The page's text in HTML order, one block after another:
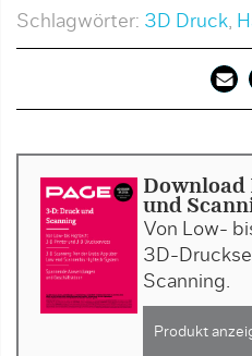
Schlagwörter: 3D Druck,
Download
und
Von Low-
3D-
Scanning.
Produkt